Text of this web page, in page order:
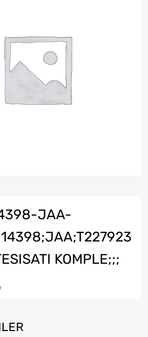
JAA-
KOMPLE;;;